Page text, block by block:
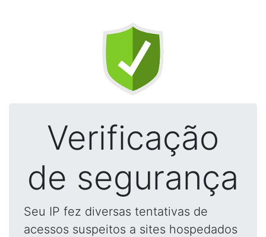
Verificação
de segurança
Seu IP fez diversas tentativas de
acessos suspeitos a sites hospedados